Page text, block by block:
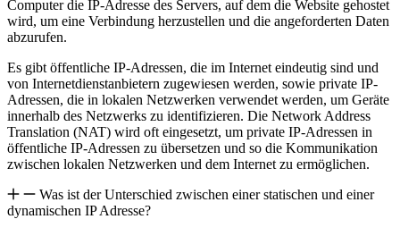
Computer die IP-Adresse des Servers, auf dem die Website gehostet
wird, um eine Verbindung herzustellen und die angeforderten Daten
abzurufen.
Es gibt öffentliche IP-Adressen, die im Internet eindeutig sind und
von Internetdienstanbietern zugewiesen werden, sowie private IP-
Adressen, die in lokalen Netzwerken verwendet werden, um Geräte
innerhalb des Netzwerks zu identifizieren. Die Network Address
Translation (NAT) wird oft eingesetzt, um private IP-Adressen in
öffentliche IP-Adressen zu übersetzen und so die Kommunikation
zwischen lokalen Netzwerken und dem Internet zu ermöglichen.
Was ist der Unterschied zwischen einer statischen und einer
dynamischen IP Adresse?